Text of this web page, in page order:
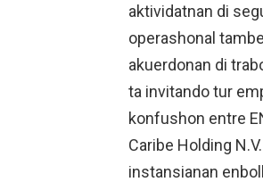
aktividatnan di
operashonal
akuerdonan di
ta invitando tur
konfushon entre
Caribe Holding
instansianan